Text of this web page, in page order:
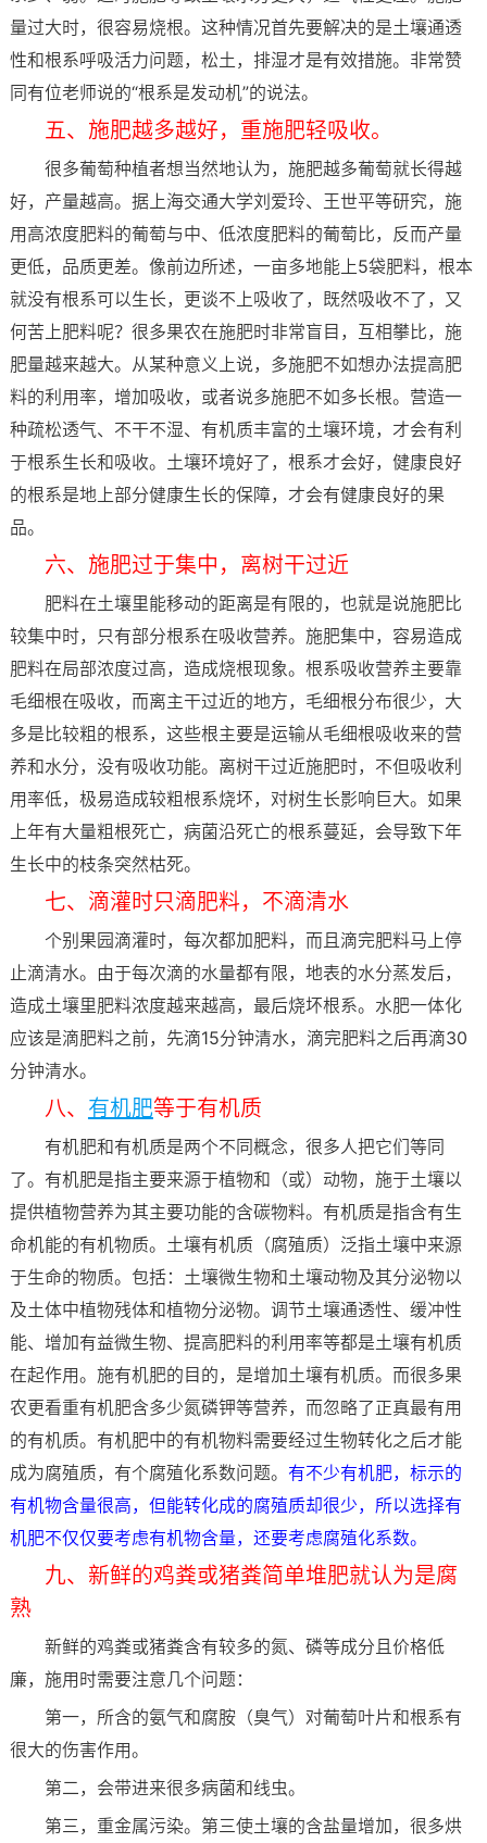
量过大时，很容易烧根。这种情况首先要解决的是土壤通透
性和根系呼吸活力问题，松土，排湿才是有效措施。非常赞
同有位老师说的“根系是发动机”的说法。
五、施肥越多越好，重施肥轻吸收。
很多葡萄种植者想当然地认为，施肥越多葡萄就长得越
好，产量越高。据上海交通大学刘爱玲、王世平等研究，施
用高浓度肥料的葡萄与中、低浓度肥料的葡萄比，反而产量
更低，品质更差。像前边所述，一亩多地能上5袋肥料，根本
就没有根系可以生长，更谈不上吸收了，既然吸收不了，又
何苦上肥料呢？很多果农在施肥时非常盲目，互相攀比，施
肥量越来越大。从某种意义上说，多施肥不如想办法提高肥
料的利用率，增加吸收，或者说多施肥不如多长根。营造一
种疏松透气、不干不湿、有机质丰富的土壤环境，才会有利
于根系生长和吸收。土壤环境好了，根系才会好，健康良好
的根系是地上部分健康生长的保障，才会有健康良好的果
品。
六、施肥过于集中，离树干过近
肥料在土壤里能移动的距离是有限的，也就是说施肥比
较集中时，只有部分根系在吸收营养。施肥集中，容易造成
肥料在局部浓度过高，造成烧根现象。根系吸收营养主要靠
毛细根在吸收，而离主干过近的地方，毛细根分布很少，大
多是比较粗的根系，这些根主要是运输从毛细根吸收来的营
养和水分，没有吸收功能。离树干过近施肥时，不但吸收利
用率低，极易造成较粗根系烧坏，对树生长影响巨大。如果
上年有大量粗根死亡，病菌沿死亡的根系蔓延，会导致下年
生长中的枝条突然枯死。
七、滴灌时只滴肥料，不滴清水
个别果园滴灌时，每次都加肥料，而且滴完肥料马上停
止滴清水。由于每次滴的水量都有限，地表的水分蒸发后，
造成土壤里肥料浓度越来越高，最后烧坏根系。水肥一体化
应该是滴肥料之前，先滴15分钟清水，滴完肥料之后再滴30
分钟清水。
八、 有机肥等于有机质
有机肥和有机质是两个不同概念，很多人把它们等同
了。有机肥是指主要来源于植物和（或）动物，施于土壤以
提供植物营养为其主要功能的含碳物料。有机质是指含有生
命机能的有机物质。土壤有机质（腐殖质）泛指土壤中来源
于生命的物质。包括：土壤微生物和土壤动物及其分泌物以
及土体中植物残体和植物分泌物。调节土壤通透性、缓冲性
能、增加有益微生物、提高肥料的利用率等都是土壤有机质
在起作用。施有机肥的目的，是增加土壤有机质。而很多果
农更看重有机肥含多少氮磷钾等营养，而忽略了正真最有用
的有机质。有机肥中的有机物料需要经过生物转化之后才能
成为腐殖质，有个腐殖化系数问题。 有不少有机肥，标示的
有机物含量很高，但能转化成的腐殖质却很少，所以选择有
机肥不仅仅要考虑有机物含量，还要考虑腐殖化系数。
九、新鲜的鸡粪或猪粪简单堆肥就认为是腐
熟
新鲜的鸡粪或猪粪含有较多的氮、磷等成分且价格低
廉，施用时需要注意几个问题：
第一，所含的氨气和腐胺（臭气）对葡萄叶片和根系有
很大的伤害作用。
第二，会带进来很多病菌和线虫。
第三，重金属污染。第三使土壤的含盐量增加，很多烘